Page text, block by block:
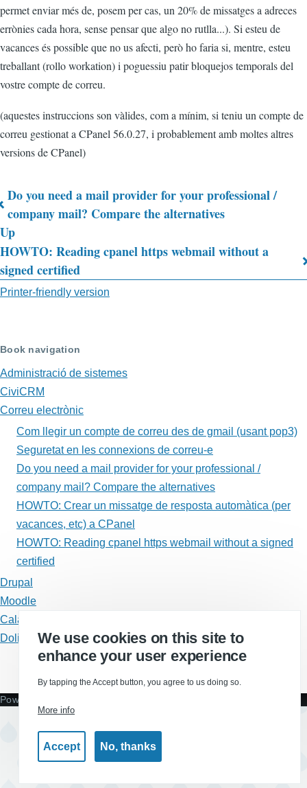
permet enviar més de, posem per cas, un 20% de missatges a adreces
errònies cada hora, sense pensar que algo no rutlla...). Si esteu de
vacances és possible que no us afecti, però ho faria si, mentre, esteu
treballant (rollo workation) i poguessiu patir bloquejos temporals del
vostre compte de correu.
(aquestes instruccions son vàlides, com a mínim, si teniu un compte de
correu gestionat a CPanel 56.0.27, i probablement amb moltes altres
versions de CPanel)
Book
traversal
links
for
missatge
de
resposta
automàtica
(per
vacances,
etc)
CPanel
Do you need a mail provider for your professional /
company mail? Compare the alternatives
Up
HOWTO: Reading cpanel https webmail without a
signed certified
Printer-friendly version
Book navigation
Administració de sistemes
CiviCRM
Correu electrònic
Com llegir un compte de correu des de gmail (usant pop3)
Seguretat en les connexions de correu-e
Do you need a mail provider for your professional /
company mail? Compare the alternatives
HOWTO: Crear un missatge de resposta automàtica (per
vacances, etc) a CPanel
HOWTO: Reading cpanel https webmail without a signed
certified
Drupal
Moodle
Calaix de sastre
Dolibarr
RSS feed
Powered by
We use cookies on this site to
enhance your user experience
By tapping the Accept button, you agree to us doing so.
More info
Accept No, thanks